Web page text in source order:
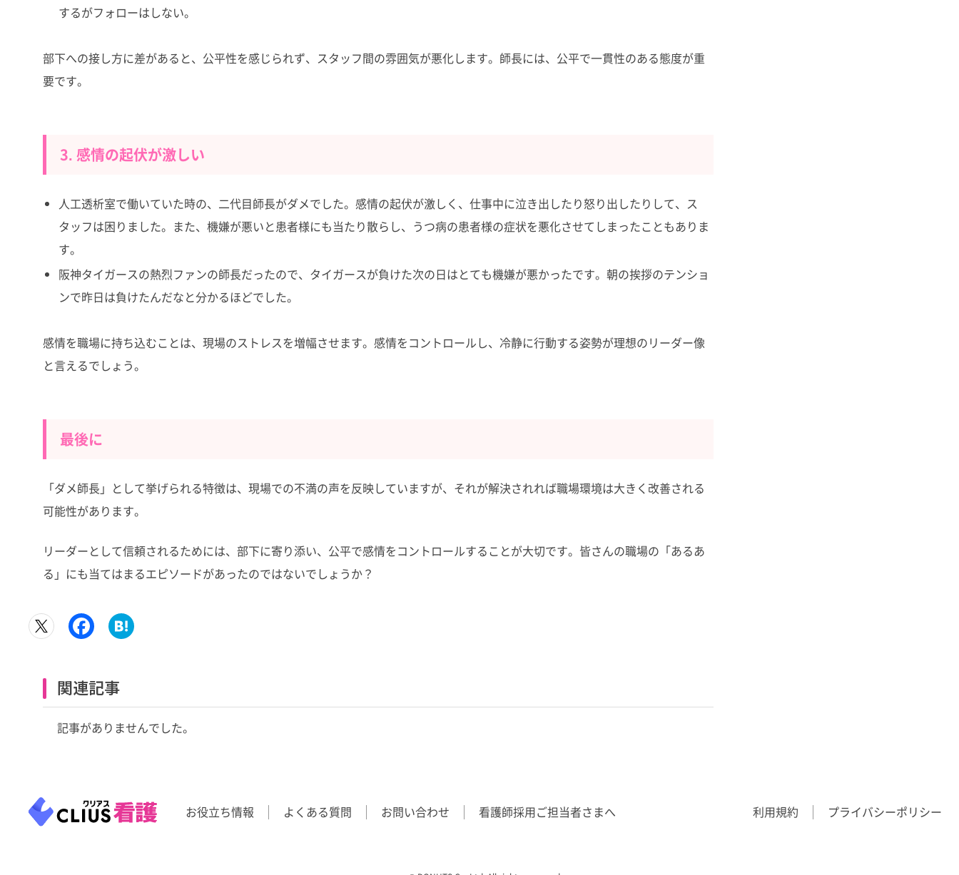
するがフォローはしない。
部下への接し方に差があると、公平性を感じられず、スタッフ間の雰囲気が悪化します。師長には、公平で一貫性のある態度が重
要です。
3. 感情の起伏が激しい
人工透析室で働いていた時の、二代目師長がダメでした。感情の起伏が激しく、仕事中に泣き出したり怒り出したりして、ス
タッフは困りました。また、機嫌が悪いと患者様にも当たり散らし、うつ病の患者様の症状を悪化させてしまったこともありま
す。
阪神タイガースの熱烈ファンの師長だったので、タイガースが負けた次の日はとても機嫌が悪かったです。朝の挨拶のテンショ
ンで昨日は負けたんだなと分かるほどでした。
感情を職場に持ち込むことは、現場のストレスを増幅させます。感情をコントロールし、冷静に行動する姿勢が理想のリーダー像
と言えるでしょう。
最後に
「ダメ師長」として挙げられる特徴は、現場での不満の声を反映していますが、それが解決されれば職場環境は大きく改善される
可能性があります。
リーダーとして信頼されるためには、部下に寄り添い、公平で感情をコントロールすることが大切です。皆さんの職場の「あるあ
る」にも当てはまるエピソードがあったのではないでしょうか？
関連記事
記事がありませんでした。
お役立ち情報 よくある質問 お問い合わせ 看護師採用ご担当者さまへ 利用規約 プライバシーポリシー